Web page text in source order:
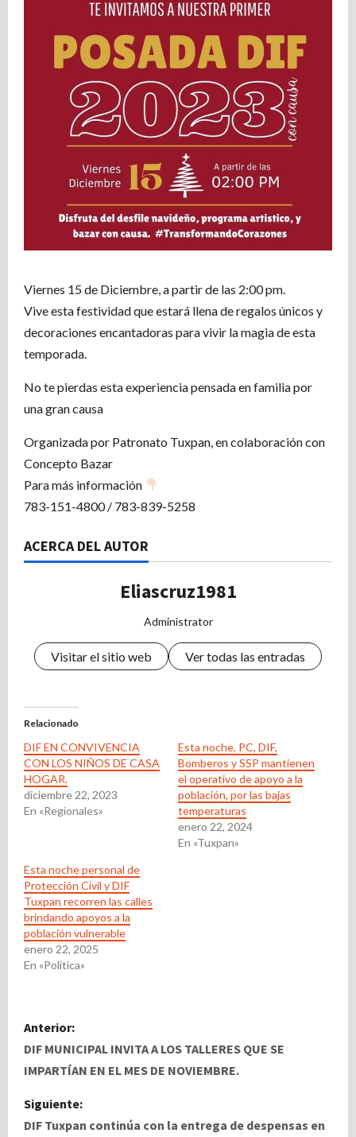
Viernes 15 de Diciembre, a partir de las 2:00 pm.
Vive esta festividad que estará llena de regalos únicos y
decoraciones encantadoras para vivir la magia de esta
temporada.
No te pierdas esta experiencia pensada en familia por
una gran causa
Organizada por Patronato Tuxpan, en colaboración con
Concepto Bazar
Para más información
783-151-4800 / 783-839-5258
ACERCA DEL AUTOR
Eliascruz1981
Administrator
Visitar el sitio web Ver todas las entradas
Relacionado
DIF EN CONVIVENCIA
CON LOS NIÑOS DE CASA
HOGAR.
diciembre 22, 2023
En «Regionales»
Esta noche, PC, DIF,
Bomberos y SSP mantienen
el operativo de apoyo a la
población, por las bajas
temperaturas
enero 22, 2024
En «Tuxpan»
Esta noche personal de
Protección Civil y DIF
Tuxpan recorren las calles
brindando apoyos a la
población vulnerable
enero 22, 2025
En «Politica»
N
a
e
Anterior:
DIF MUNICIPAL INVITA A LOS TALLERES QUE SE
IMPARTÍAN EN EL MES DE NOVIEMBRE.
Siguiente:
DIF Tuxpan continúa con la entrega de despensas en